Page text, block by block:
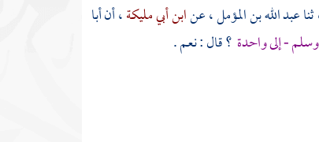
عبد الله بن المؤمل، عنابن أبي مليكة، أنأبا
- إلى واحدة؟ قال : نعم .